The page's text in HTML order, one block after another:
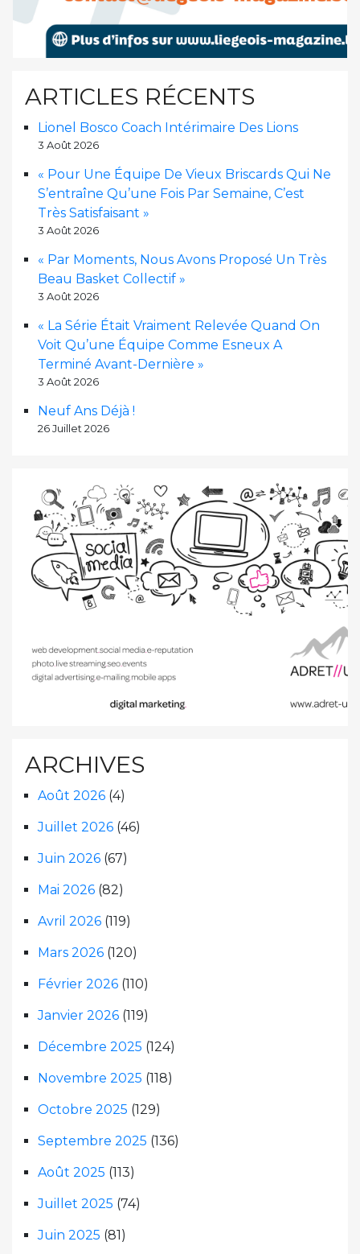
ARTICLES RÉCENTS
Lionel Bosco Coach Intérimaire Des Lions
3 Août 2026
« Pour Une Équipe De Vieux Briscards Qui Ne
S’entraîne Qu’une Fois Par Semaine, C’est
Très Satisfaisant »
3 Août 2026
« Par Moments, Nous Avons Proposé Un Très
Beau Basket Collectif »
3 Août 2026
« La Série Était Vraiment Relevée Quand On
Voit Qu’une Équipe Comme Esneux A
Terminé Avant-Dernière »
3 Août 2026
Neuf Ans Déjà !
26 Juillet 2026
ARCHIVES
Août 2026 (4)
Juillet 2026 (46)
Juin 2026 (67)
Mai 2026 (82)
Avril 2026 (119)
Mars 2026 (120)
Février 2026 (110)
Janvier 2026 (119)
Décembre 2025 (124)
Novembre 2025 (118)
Octobre 2025 (129)
Septembre 2025 (136)
Août 2025 (113)
Juillet 2025 (74)
Juin 2025 (81)